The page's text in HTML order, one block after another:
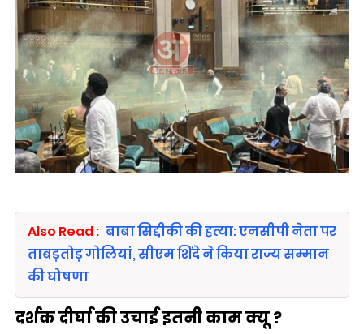
Also Read : बाबा सिद्दीकी की हत्या: एनसीपी नेता पर
ताबड़तोड़ गोलियां, सीएम शिंदे ने किया राज्य सम्मान
की घोषणा
दर्शक दीर्घा की उचाई इतनी काम क्यू ?